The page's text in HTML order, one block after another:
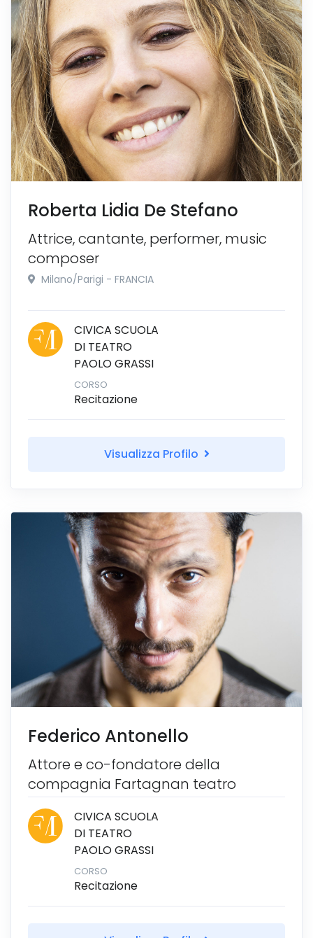
Roberta Lidia De Stefano
Attrice, cantante, performer, music
composer
Milano/Parigi - FRANCIA
CIVICA SCUOLA
DI TEATRO
PAOLO GRASSI
CORSO
Recitazione
Visualizza Profilo
Federico Antonello
Attore e co-fondatore della
compagnia Fartagnan teatro
CIVICA SCUOLA
DI TEATRO
PAOLO GRASSI
CORSO
Recitazione